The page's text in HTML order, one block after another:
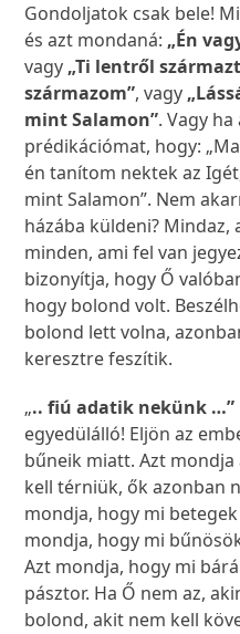
Gondoljatok csak bele!
és azt mondaná: „Én
vagy „Ti lentről
származom”, vagy
mint Salamon”. Vagy
prédikációmat, hogy:
én tanítom nektek az
mint Salamon”. Nem
házába küldeni? Mindaz,
minden, ami fel van
bizonyítja, hogy Ő
hogy bolond volt.
bolond lett volna,
keresztre feszítik.
„.. fiú adatik nekünk …”
egyedülálló! Eljön az
bűneik miatt. Azt
kell térniük, ők azonban
mondja, hogy mi
mondja, hogy mi
Azt mondja, hogy mi
pásztor. Ha Ő nem az,
bolond, akit nem kell